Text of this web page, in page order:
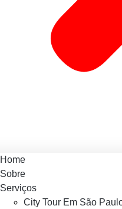
Home
Sobre
Serviços
City Tour Em São